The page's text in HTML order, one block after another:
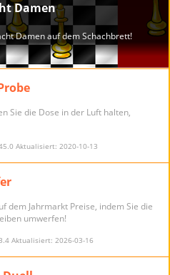
Sie die Dose in der Luft halten,
Aktualisiert: 2020-10-13
dem Jahrmarkt Preise, indem Sie die
umwerfen!
Aktualisiert: 2026-03-16